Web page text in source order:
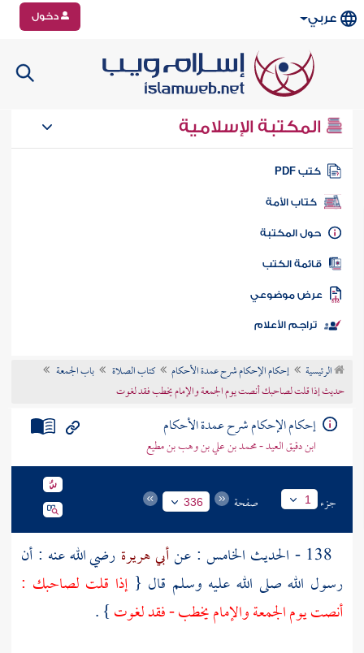
عربي دخول
المكتبة الإسلامية
كتب PDF
كتاب الأمة
المكتبة
الكتب
موضوعي
تراجم الأعلام
الرئيسية إحكام الإحكام شرح عمدة الأحكام كتاب الصلاة
باب الجمعة
حديث إذا قلت لصاحبك أنصت يوم الجمعة والإمام يخطب فقد لغوت
إحكام الإحكام شرح عمدة الأحكام
ابن دقيق العيد - محمد بن علي بن وهب بن مطيع
جزء 1 صفحة 336
أبي هريرة رضي الله عنه : أن
رسول الله صلى الله عليه وسلم قال {إذا قلت لصاحبك :
أنصت يوم الجمعة والإمام يخطب - فقد لغوت} .